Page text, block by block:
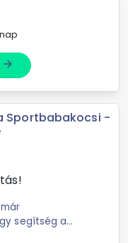
arrow_forward
Sportbabakocsi -
segítség a